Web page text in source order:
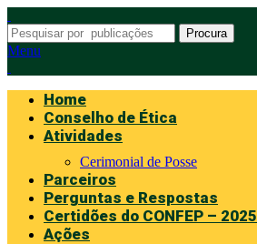
Procura
Menu
Home
Conselho de Ética
Atividades
Cerimonial de Posse
Parceiros
Perguntas e Respostas
Certidões do CONFEP – 2025
Ações